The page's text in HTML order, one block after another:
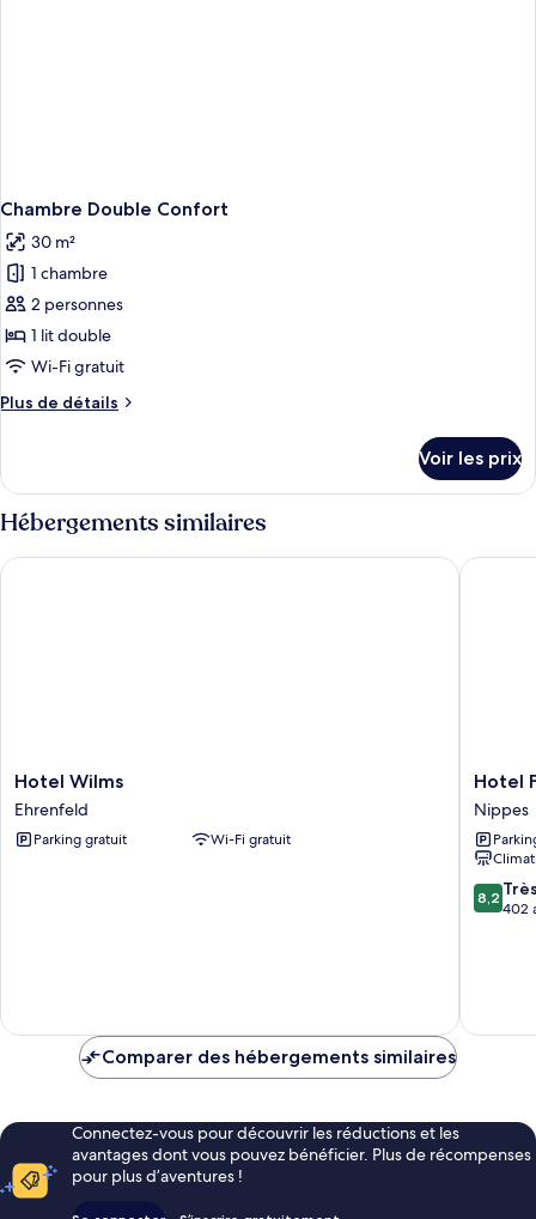
Chambre Double Confort
30 m²
1 chambre
2 personnes
1 lit double
Wi-Fi gratuit
Plus de détails
Plus
le
type
de
chambre
Chambre
Voir les prix
Hébergements similaires
Hotel
Wilms
Ehrenfeld
Hotel Wilms
Ehrenfeld
Parking gratuit Wi-Fi gratuit
Hotel Wilms
Hotel
Fortune
Nippes
Hotel
Nippes
8.2
sur
8,2
402
Hotel
Comparer des hébergements similaires
Connectez-vous pour découvrir les réductions et les
avantages dont vous pouvez bénéficier. Plus de récompenses
pour plus d’aventures !